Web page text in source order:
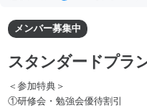
メンバー募集中
スタンダードプラ
＜参加特典＞
①研修会・勉強会優待割引